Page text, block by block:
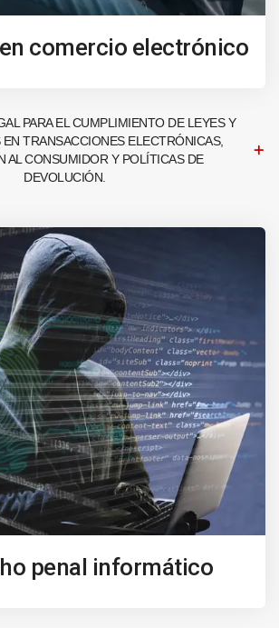
comercio electrónico
PARA EL CUMPLIMIENTO DE LEYES Y
TRANSACCIONES ELECTRÓNICAS,
AL CONSUMIDOR Y POLÍTICAS DE
DEVOLUCIÓN.
penal informático